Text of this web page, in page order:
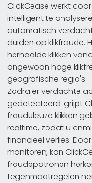
ClickCease werkt
intelligent te
automatisch
duiden op klikfraude.
herhaalde klikken
ongewoon hoge
geografische regio's.
Zodra er verdachte
gedetecteerd, grijpt
frauduleuze klikken
realtime, zodat u
financieel verlies.
monitoren, kan
fraudepatronen
tegenmaatregelen